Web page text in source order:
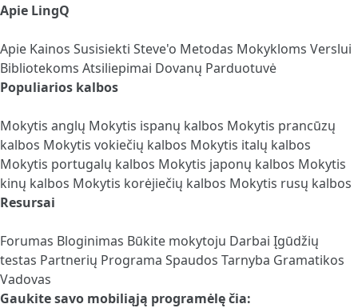
Apie LingQ
Apie Kainos Susisiekti Steve'o Metodas Mokykloms Verslui
Bibliotekoms Atsiliepimai Dovanų Parduotuvė
Populiarios kalbos
Mokytis anglų Mokytis ispanų kalbos Mokytis prancūzų
kalbos Mokytis vokiečių kalbos Mokytis italų kalbos
Mokytis portugalų kalbos Mokytis japonų kalbos Mokytis
kinų kalbos Mokytis korėjiečių kalbos Mokytis rusų kalbos
Resursai
Forumas Bloginimas Būkite mokytoju Darbai Įgūdžių
testas Partnerių Programa Spaudos Tarnyba Gramatikos
Vadovas
Gaukite savo mobiliąją programėlę čia: